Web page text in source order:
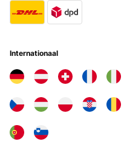
Internationaal